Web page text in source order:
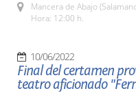
Mancera de Abajo
Hora: 12:00 h.
10/06/2022
Final del certamen
teatro aficionado